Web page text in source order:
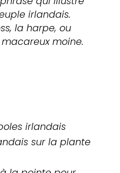
irlandais.
la harpe, ou
moine.
irlandais
sur la plante